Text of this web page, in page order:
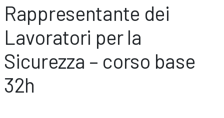
Rappresentante dei
Lavoratori per la
Sicurezza – corso base
32h